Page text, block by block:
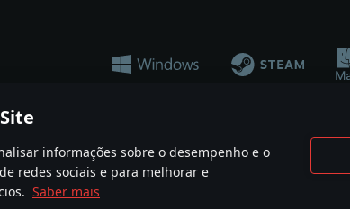
informações sobre o desempenho e o
redes sociais e para melhorar e
Saber mais
de armas ou veículo neste jogo não significa participação no
trademarks, logos and brand names are the property of their
Termos de Serviço